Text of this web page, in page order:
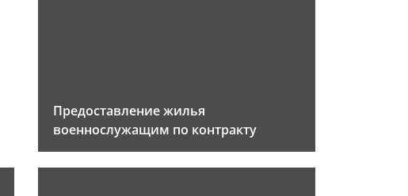
Предоставление жилья
военнослужащим по контракту